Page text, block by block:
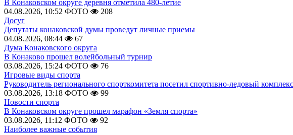
В Конаковском округе деревня отметила 480-летие
04.08.2026, 10:52 ФОТО
208
Досуг
Депутаты конаковской думы проведут личные приемы
04.08.2026, 08:44
67
Дума Конаковского округа
В Конаково прошел волейбольный турнир
03.08.2026, 15:24 ФОТО
76
Игровые виды спорта
Руководитель регионального спорткомитета посетил спортивно-ледовый
03.08.2026, 13:18 ФОТО
99
Новости спорта
В Конаковском округе прошел марафон «Земля спорта»
03.08.2026, 11:12 ФОТО
92
Наиболее важные события